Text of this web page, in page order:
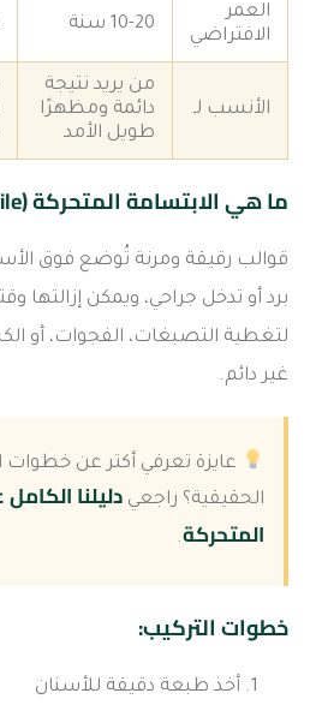
العمر
الافتراضي
10-20 سنة
الأنسب لـ
من يريد نتيجة
دائمة ومظهرًا
طويل الأمد
ما هي الابتسامة المتحركة (Snap on Smile)؟
قوالب رقيقة ومرنة تُوضع فوق
برد أو تدخل جراحي، ويمكن إزالتها
لتغطية التصبغات، الفجوات، أو
غير دائم.
عايزة تعرفي أكتر عن خطوات
الحقيقية؟ راجعي دليلنا
المتحركة.
خطوات التركيب:
أخذ طبعة دقيقة للأسنان